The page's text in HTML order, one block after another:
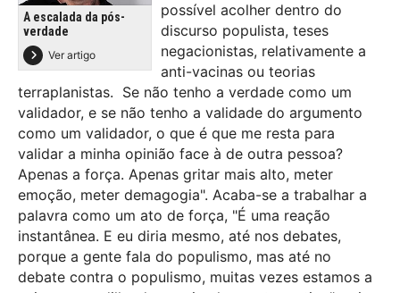
A escalada da pós-
verdade
Ver artigo
possível acolher dentro do
discurso populista, teses
negacionistas, relativamente a
anti-vacinas ou teorias
terraplanistas. Se não tenho a verdade como um
validador, e se não tenho a validade do argumento
como um validador, o que é que me resta para
validar a minha opinião face à de outra pessoa?
Apenas a força. Apenas gritar mais alto, meter
emoção, meter demagogia". Acaba-se a trabalhar a
palavra como um ato de força, "É uma reação
instantânea. E eu diria mesmo, até nos debates,
porque a gente fala do populismo, mas até no
debate contra o populismo, muitas vezes estamos a